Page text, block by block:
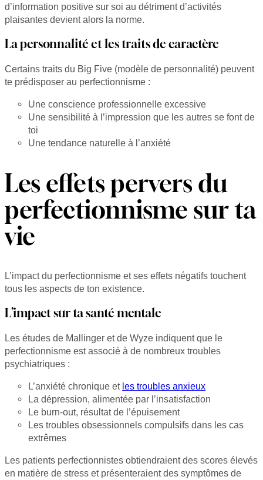
d’information positive sur soi au détriment d’activités
plaisantes devient alors la norme.
La personnalité et les traits de caractère
Certains traits du Big Five (modèle de personnalité) peuvent
te prédisposer au perfectionnisme :
Une conscience professionnelle excessive
Une sensibilité à l’impression que les autres se font de
toi
Une tendance naturelle à l’anxiété
Les effets pervers du
perfectionnisme sur ta
vie
L’impact du perfectionnisme et ses effets négatifs touchent
tous les aspects de ton existence.
L’impact sur ta santé mentale
Les études de Mallinger et de Wyze indiquent que le
perfectionnisme est associé à de nombreux troubles
psychiatriques :
L’anxiété chronique et les troubles anxieux
La dépression, alimentée par l’insatisfaction
Le burn-out, résultat de l’épuisement
Les troubles obsessionnels compulsifs dans les cas
extrêmes
Les patients perfectionnistes obtiendraient des scores élevés
en matière de stress et présenteraient des symptômes de